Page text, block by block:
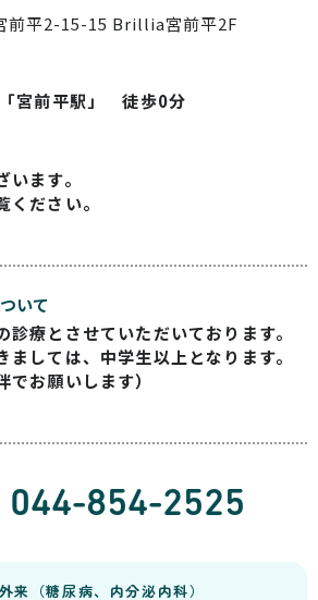
前平2-15-15 Brillia宮前平2F
宮前平駅」 徒歩0分
ます。
ください。
いて
診療とさせていただいております。
ましては、中学生以上となります。
でお願いします）
044-854-2525
来（糖尿病、内分泌内科）